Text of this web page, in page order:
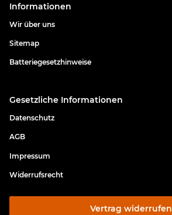
Informationen
Wir über uns
Sitemap
Batteriegesetzhinweise
Gesetzliche Informationen
Datenschutz
AGB
Impressum
Widerrufsrecht
Vertrag widerrufen